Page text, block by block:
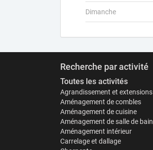
Dimanche
Recherche par activité
Toutes les activités
Agrandissement et extensions
Aménagement de combles
Aménagement de cuisine
Aménagement de salle de bain
Aménagement intérieur
Carrelage et dallage